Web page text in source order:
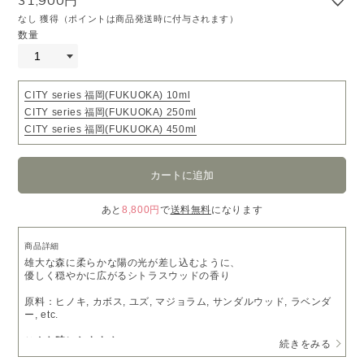
なし 獲得（ポイントは商品発送時に付与されます）
数量
CITY series 福岡(FUKUOKA) 10ml
CITY series 福岡(FUKUOKA) 250ml
CITY series 福岡(FUKUOKA) 450ml
あと8,800円 で送料無料になります
商品詳細
雄大な森に柔らかな陽の光が差し込むように、
優しく穏やかに広がるシトラスウッドの香り
原料：ヒノキ, カボス, ユズ, マジョラム, サンダルウッド, ラベンダ
ー, etc.
こんな時におすすめ
・優しい気分で過ごしたい時に
続きをみる